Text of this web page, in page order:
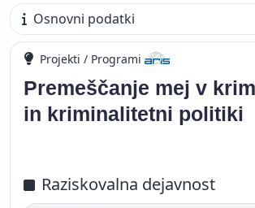
Osnovni podatki
Projekti / Programi
Premeščanje mej v
in kriminalitetni politiki
Raziskovalna dejavnost